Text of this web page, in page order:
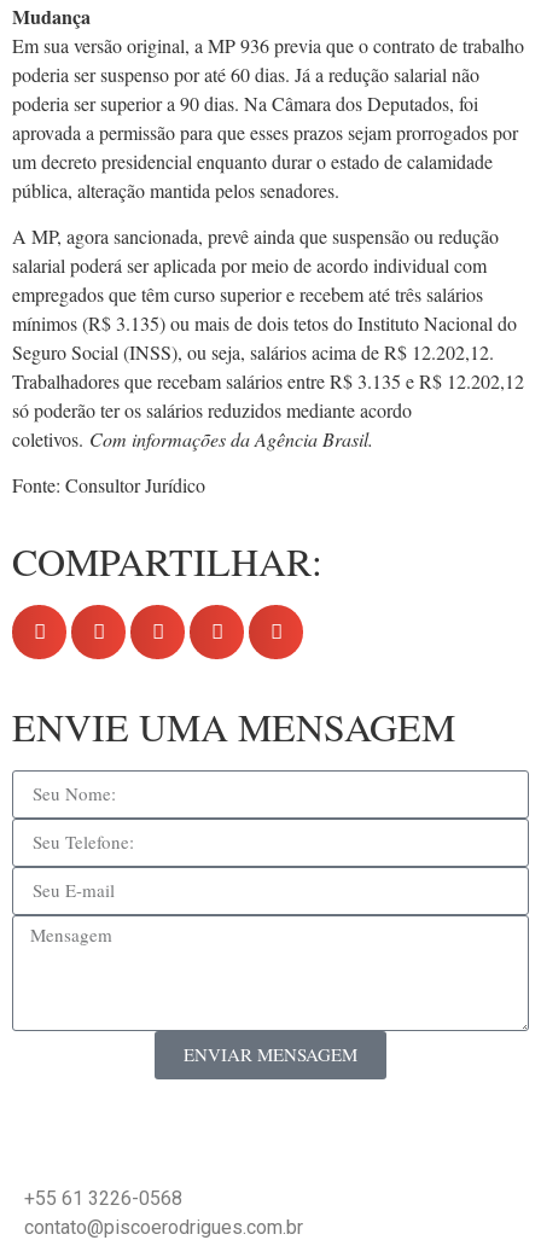
Mudança
Em sua versão original, a MP 936 previa que o contrato de trabalho
poderia ser suspenso por até 60 dias. Já a redução salarial não
poderia ser superior a 90 dias. Na Câmara dos Deputados, foi
aprovada a permissão para que esses prazos sejam prorrogados por
um decreto presidencial enquanto durar o estado de calamidade
pública, alteração mantida pelos senadores.
A MP, agora sancionada, prevê ainda que suspensão ou redução
salarial poderá ser aplicada por meio de acordo individual com
empregados que têm curso superior e recebem até três salários
mínimos (R$ 3.135) ou mais de dois tetos do Instituto Nacional do
Seguro Social (INSS), ou seja, salários acima de R$ 12.202,12.
Trabalhadores que recebam salários entre R$ 3.135 e R$ 12.202,12
só poderão ter os salários reduzidos mediante acordo
coletivos. Com informações da Agência Brasil.
Fonte: Consultor Jurídico
COMPARTILHAR:
ENVIE UMA MENSAGEM
ENVIAR MENSAGEM
+55 61 3226-0568
contato@piscoerodrigues.com.br